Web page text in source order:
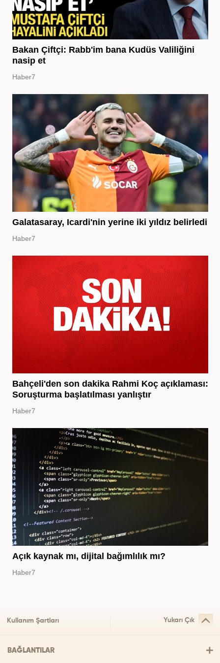
Bakan Çiftçi: Rabb'im bana Kudüs Valiliğini
nasip et
Haber7
Galatasaray, Icardi'nin yerine iki yıldız belirledi
Haber7
Bahçeli'den son dakika Rahmi Koç açıklaması:
Soruşturma başlatılması yanlıştır
Haber7
Açık kaynak mı, dijital bağımlılık mı?
Haber7
Kullanım Şartları Yukarı Çık
BAĞLANTILAR